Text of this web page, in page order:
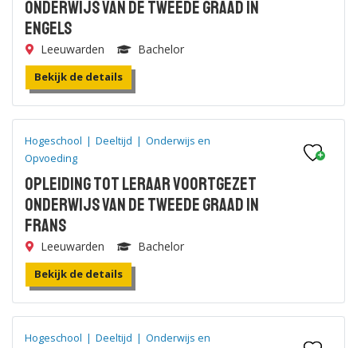
onderwijs van de tweede graad in
Engels
Leeuwarden Bachelor
Bekijk de details
Hogeschool | Deeltijd | Onderwijs en
Opvoeding
Opleiding tot leraar voortgezet
onderwijs van de tweede graad in
Frans
Leeuwarden Bachelor
Bekijk de details
Hogeschool | Deeltijd | Onderwijs en